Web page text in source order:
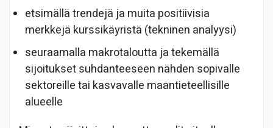
etsimällä trendejä ja muita positiivisia
merkkejä kurssikäyristä (tekninen analyysi)
seuraamalla makrotaloutta ja tekemällä
sijoitukset suhdanteeseen nähden sopivalle
sektoreille tai kasvavalle maantieteellisille
alueelle